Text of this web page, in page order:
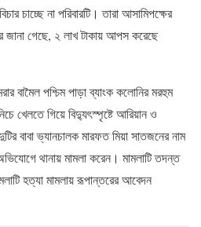
চাচ্ছে না পরিবারটি। তারা আসামিপক্ষের
গেছে, ২ লাখ টাকায় আপস করেছে
বামৈল পশ্চিম পাড়া ব্যাংক কলোনির মরহুম
খেলতে গিয়ে বিদ্যুৎস্পৃষ্টে আরিয়ান ও
বাবা ভ্যানচালক মারফত মিয়া সাতজনের নাম
থানায় মামলা করেন। মামলাটি তদন্ত
হত্যা মামলায় রূপান্তরের আবেদন